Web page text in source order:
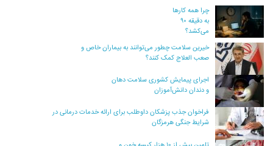
چرا همه کارها
به دقیقه ۹۰
می‌کشد؟
خیرین سلامت چطور می‌توانند به بیماران خاص و
صعب العلاج کمک کنند؟
اجرای پیمایش کشوری سلامت دهان
و دندان دانش‌آموزان
فراخوان جذب پزشکان داوطلب برای ارائه خدمات درمانی در
شرایط جنگی هرمزگان